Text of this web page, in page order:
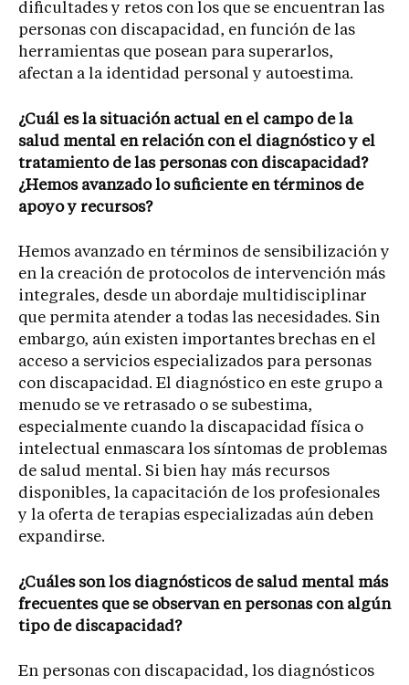
dificultades y retos con los que se encuentran las
personas con discapacidad, en función de las
herramientas que posean para superarlos,
afectan a la identidad personal y autoestima.
¿Cuál es la situación actual en el campo de la
salud mental en relación con el diagnóstico y el
tratamiento de las personas con discapacidad?
¿Hemos avanzado lo suficiente en términos de
apoyo y recursos?
Hemos avanzado en términos de sensibilización y
en la creación de protocolos de intervención más
integrales, desde un abordaje multidisciplinar
que permita atender a todas las necesidades. Sin
embargo, aún existen importantes brechas en el
acceso a servicios especializados para personas
con discapacidad. El diagnóstico en este grupo a
menudo se ve retrasado o se subestima,
especialmente cuando la discapacidad física o
intelectual enmascara los síntomas de problemas
de salud mental. Si bien hay más recursos
disponibles, la capacitación de los profesionales
y la oferta de terapias especializadas aún deben
expandirse.
¿Cuáles son los diagnósticos de salud mental más
frecuentes que se observan en personas con algún
tipo de discapacidad?
En personas con discapacidad, los diagnósticos